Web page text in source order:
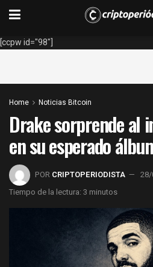
[ccpw id="98"]
Home Noticias Bitcoin
Drake sorprende al
en su esperado
POR CRIPTOPERIODISTA
Tiempo de la lectura: 3 minutos